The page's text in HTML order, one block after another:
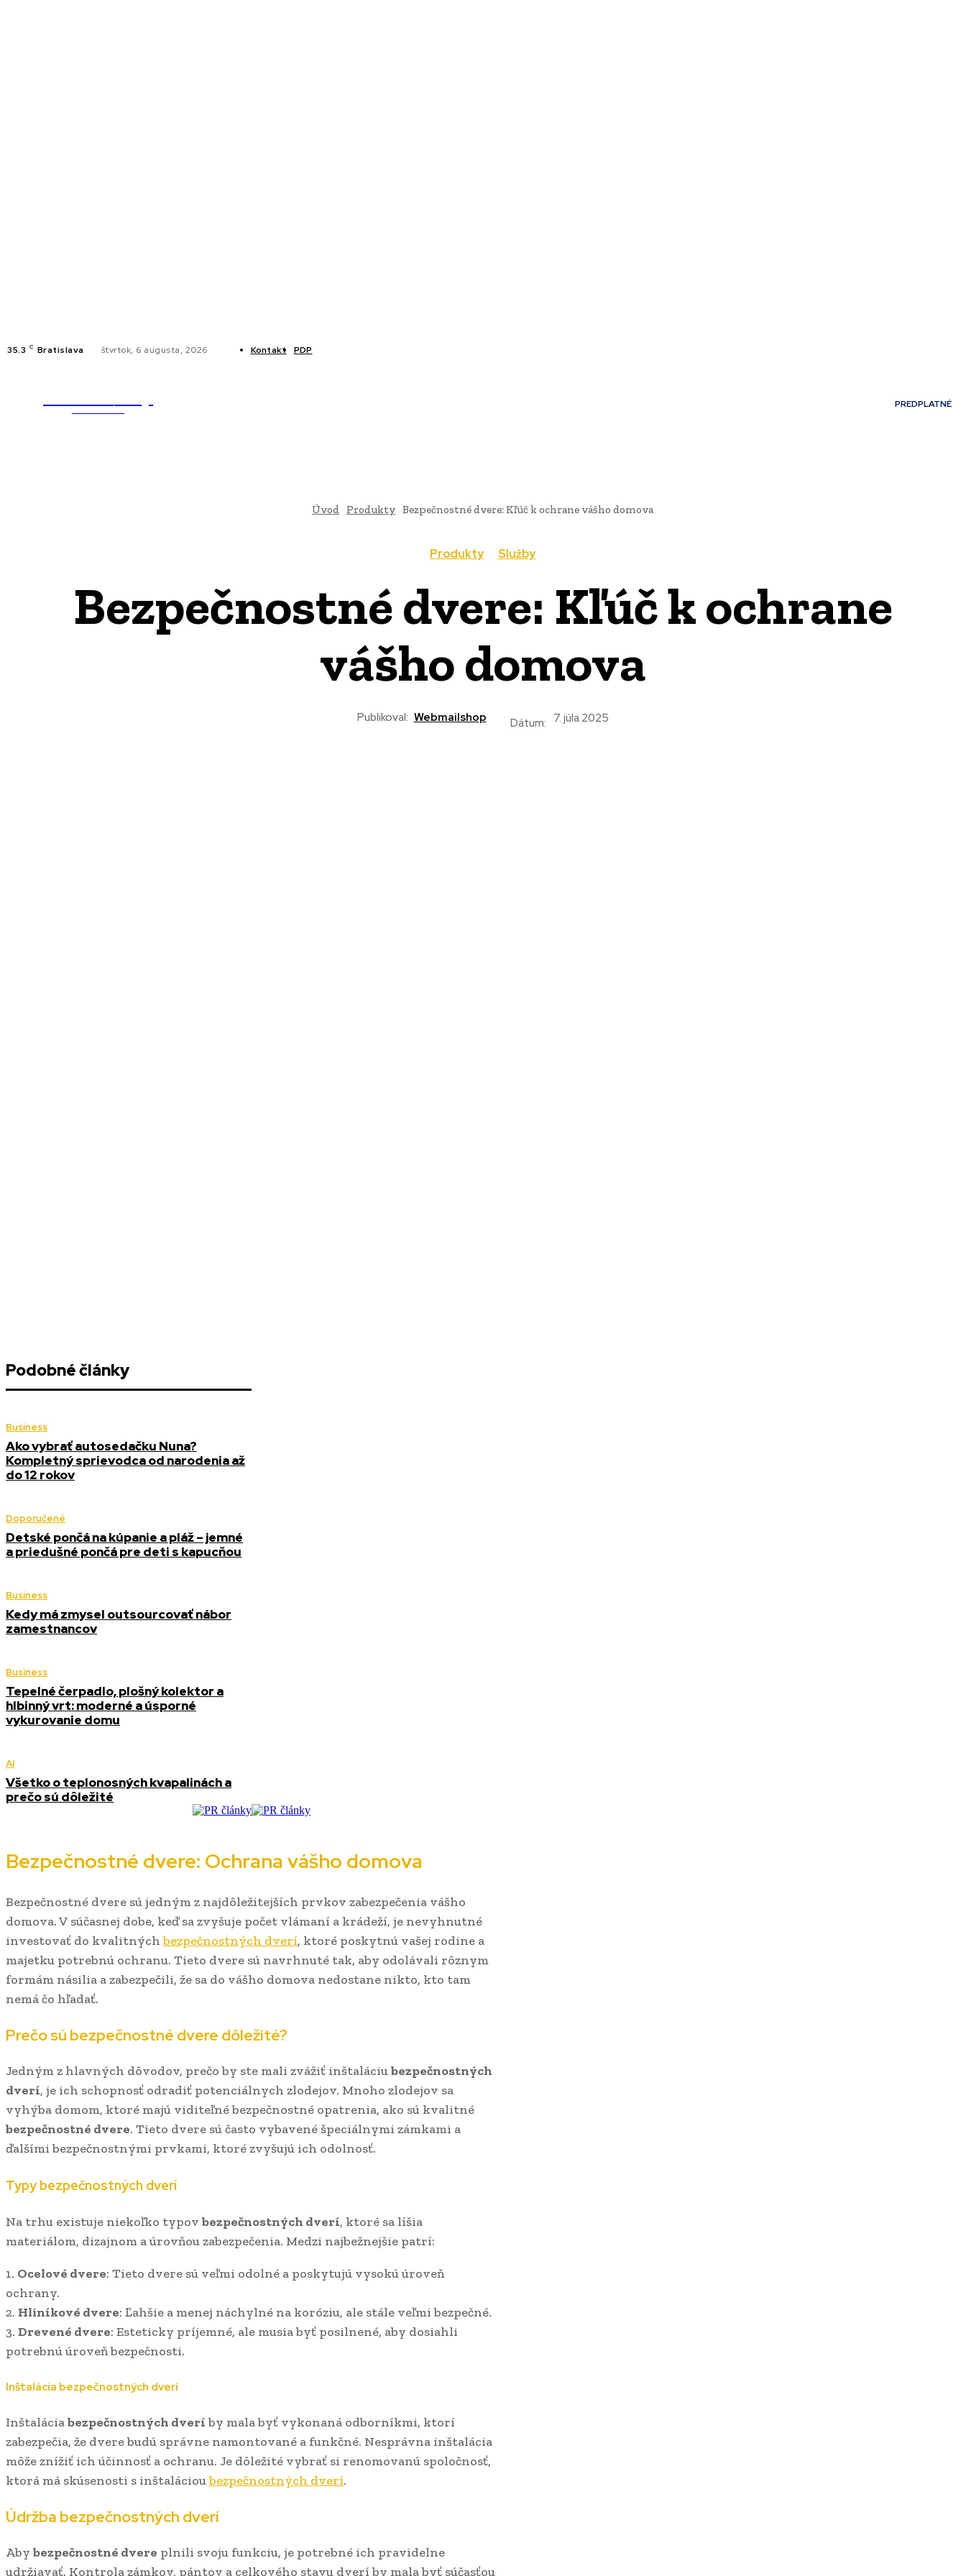
35.3 C Bratislava štvrtok, 6 augusta, 2026 Kontakt PDP
PREDPLATNÉ
Úvod Produkty Bezpečnostné dvere: Kľúč k ochrane vášho domova
Produkty Služby
Bezpečnostné dvere: Kľúč k ochrane
vášho domova
Publikoval: Webmailshop Dátum: 7. júla 2025
Podobné články
Business
Ako vybrať autosedačku Nuna?
Kompletný sprievodca od narodenia až
do 12 rokov
Doporučené
Detské pončá na kúpanie a pláž – jemné
a priedušné pončá pre deti s kapucňou
Business
Kedy má zmysel outsourcovať nábor
zamestnancov
Business
Tepelné čerpadlo, plošný kolektor a
hlbinný vrt: moderné a úsporné
vykurovanie domu
AI
Všetko o teplonosných kvapalinách a
prečo sú dôležité
Bezpečnostné dvere: Ochrana vášho domova
Bezpečnostné dvere sú jedným z najdôležitejších prvkov zabezpečenia vášho
domova. V súčasnej dobe, keď sa zvyšuje počet vlámaní a krádeží, je nevyhnutné
investovať do kvalitnýchbezpečnostných dverí, ktoré poskytnú vašej rodine a
majetku potrebnú ochranu. Tieto dvere sú navrhnuté tak, aby odolávali rôznym
formám násilia a zabezpečili, že sa do vášho domova nedostane nikto, kto tam
nemá čo hľadať.
Prečo sú bezpečnostné dvere dôležité?
Jedným z hlavných dôvodov, prečo by ste mali zvážiť inštaláciubezpečnostných
dverí, je ich schopnosť odradiť potenciálnych zlodejov. Mnoho zlodejov sa
vyhýba domom, ktoré majú viditeľné bezpečnostné opatrenia, ako sú kvalitné
bezpečnostné dvere. Tieto dvere sú často vybavené špeciálnymi zámkami a
ďalšími bezpečnostnými prvkami, ktoré zvyšujú ich odolnosť.
Typy bezpečnostných dverí
Na trhu existuje niekoľko typov bezpečnostných dverí, ktoré sa líšia
materiálom, dizajnom a úrovňou zabezpečenia. Medzi najbežnejšie patrí:
1. Ocelové dvere: Tieto dvere sú veľmi odolné a poskytujú vysokú úroveň
ochrany.
2. Hliníkové dvere: Ľahšie a menej náchylné na koróziu, ale stále veľmi bezpečné.
3. Drevené dvere: Esteticky príjemné, ale musia byť posilnené, aby dosiahli
potrebnú úroveň bezpečnosti.
Inštalácia bezpečnostných dverí
Inštaláciabezpečnostných dveríby mala byť vykonaná odborníkmi, ktorí
zabezpečia, že dvere budú správne namontované a funkčné. Nesprávna inštalácia
môže znížiť ich účinnosť a ochranu. Je dôležité vybrať si renomovanú spoločnosť,
ktorá má skúsenosti s inštalácioubezpečnostných dverí.
Údržba bezpečnostných dverí
Aby bezpečnostné dvere plnili svoju funkciu, je potrebné ich pravidelne
udržiavať. Kontrola zámkov, pántov a celkového stavu dverí by mala byť súčasťou